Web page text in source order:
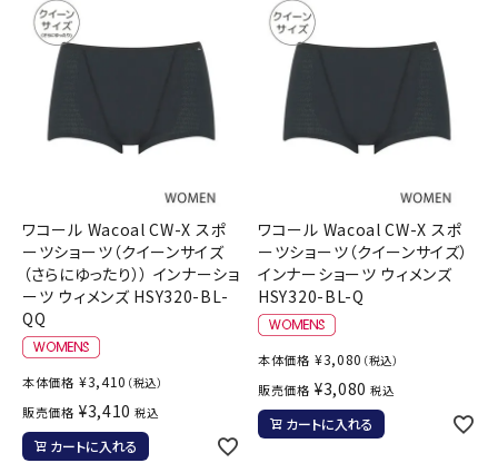
ワコール Wacoal CW-X スポ
ーツショーツ（クイーンサイズ
（さらにゆったり）） インナーショ
ーツ ウィメンズ HSY320-BL-
QQ
本体価格 ¥3,410 （税込）
販売価格 ¥3,410 税込
カートに入れる
ワコール Wacoal CW-X スポ
ーツショーツ（クイーンサイズ）
インナーショーツ ウィメンズ
HSY320-BL-Q
本体価格 ¥3,080 （税込）
販売価格 ¥3,080 税込
カートに入れる